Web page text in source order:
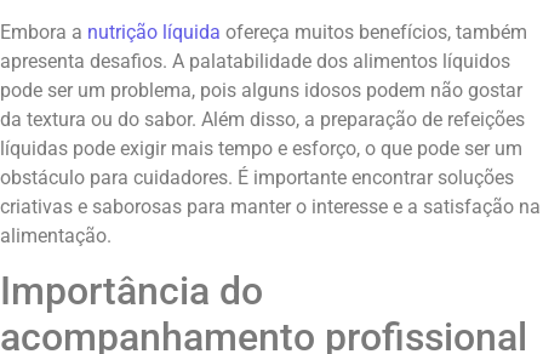
Embora a nutrição líquida ofereça muitos benefícios, também
apresenta desafios. A palatabilidade dos alimentos líquidos
pode ser um problema, pois alguns idosos podem não gostar
da textura ou do sabor. Além disso, a preparação de refeições
líquidas pode exigir mais tempo e esforço, o que pode ser um
obstáculo para cuidadores. É importante encontrar soluções
criativas e saborosas para manter o interesse e a satisfação na
alimentação.
Importância do
acompanhamento profissional